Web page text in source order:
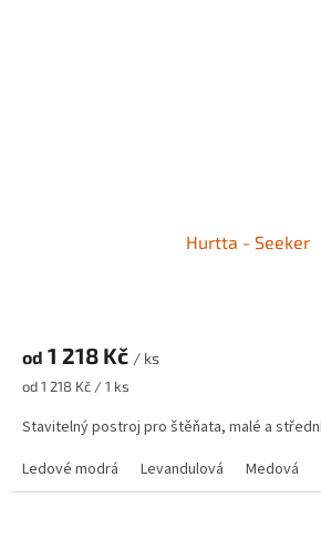
Hurtta - Seeker
od 1 218 Kč / ks
Měrná
od 1 218 Kč / 1 ks
Stavitelný postroj pro štěňata, malé a
Ledové modrá
Levandulová Medová